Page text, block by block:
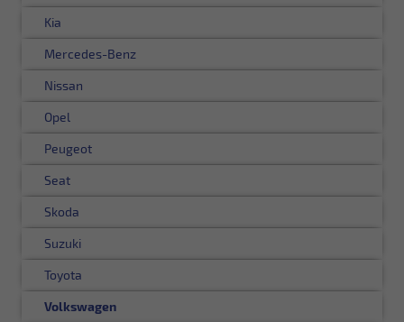
Kia
Mercedes-Benz
Nissan
Opel
Peugeot
Seat
Skoda
Suzuki
Toyota
Volkswagen